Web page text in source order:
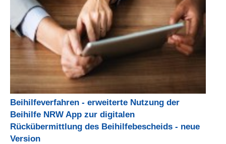
Beihilfeverfahren - erweiterte Nutzung der
Beihilfe NRW App zur digitalen
Rückübermittlung des Beihilfebescheids - neue
Version